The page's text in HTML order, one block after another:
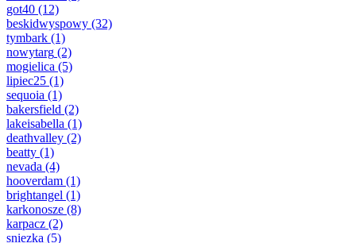
got40 (12)
beskidwyspowy (32)
tymbark (1)
nowytarg (2)
mogielica (5)
lipiec25 (1)
sequoia (1)
bakersfield (2)
lakeisabella (1)
deathvalley (2)
beatty (1)
nevada (4)
hooverdam (1)
brightangel (1)
karkonosze (8)
karpacz (2)
sniezka (5)